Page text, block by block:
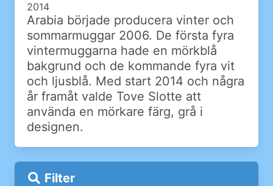
2014
Arabia började producera vinter och
sommarmuggar 2006. De första fyra
vintermuggarna hade en mörkblå
bakgrund och de kommande fyra vit
och ljusblå. Med start 2014 och några
år framåt valde Tove Slotte att
använda en mörkare färg, grå i
designen.
Filter